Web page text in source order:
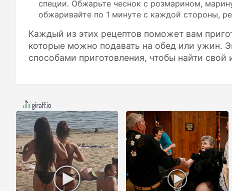
специи. Обжарьте чеснок с розмарином,
обжаривайте по 1 минуте с каждой стороны,
Каждый из этих рецептов поможет вам
которые можно подавать на обед или ужин.
способами приготовления, чтобы найти свой